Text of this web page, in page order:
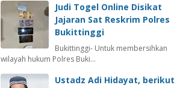
Judi Togel Online Disikat
Jajaran Sat Reskrim Polres
Bukittinggi
Bukittinggi- Untuk membersihkan
wilayah hukum Polres Buki…
Ustadz Adi Hidayat, berikut